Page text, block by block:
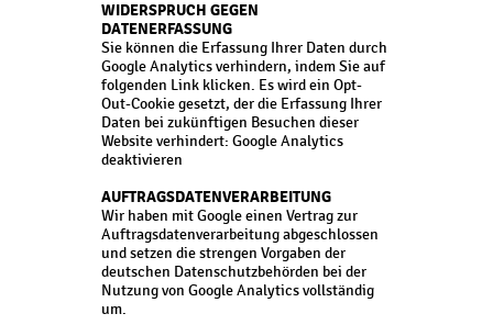
WIDERSPRUCH GEGEN
DATENERFASSUNG
Sie können die Erfassung Ihrer Daten durch
Google Analytics verhindern, indem Sie auf
folgenden Link klicken. Es wird ein Opt-
Out-Cookie gesetzt, der die Erfassung Ihrer
Daten bei zukünftigen Besuchen dieser
Website verhindert: Google Analytics
deaktivieren
AUFTRAGSDATENVERARBEITUNG
Wir haben mit Google einen Vertrag zur
Auftragsdatenverarbeitung abgeschlossen
und setzen die strengen Vorgaben der
deutschen Datenschutzbehörden bei der
Nutzung von Google Analytics vollständig
um.